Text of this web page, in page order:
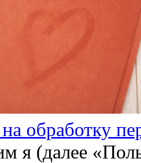
обработку
я (далее